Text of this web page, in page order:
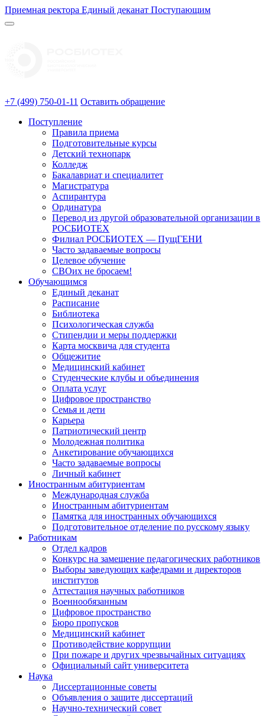
Приемная ректора Единый деканат Поступающим
+7 (499) 750-01-11 Оставить обращение
Поступление
Правила приема
Подготовительные курсы
Детский технопарк
Колледж
Бакалавриат и специалитет
Магистратура
Аспирантура
Ординатура
Перевод из другой образовательной организации в
РОСБИОТЕХ
Филиал РОСБИОТЕХ — ПущГЕНИ
Часто задаваемые вопросы
Целевое обучение
СВОих не бросаем!
Обучающимся
Единый деканат
Расписание
Библиотека
Психологическая служба
Стипендии и меры поддержки
Карта москвича для студента
Общежитие
Медицинский кабинет
Студенческие клубы и объединения
Оплата услуг
Цифровое пространство
Семья и дети
Карьера
Патриотический центр
Молодежная политика
Анкетирование обучающихся
Часто задаваемые вопросы
Личный кабинет
Иностранным абитуриентам
Международная служба
Иностранным абитуриентам
Памятка для иностранных обучающихся
Подготовительное отделение по русскому языку
Работникам
Отдел кадров
Конкурс на замещение педагогических работников
Выборы заведующих кафедрами и директоров
институтов
Аттестация научных работников
Военнообязанным
Цифровое пространство
Бюро пропусков
Медицинский кабинет
Противодействие коррупции
При пожаре и других чрезвычайных ситуациях
Официальный сайт университета
Наука
Диссертационные советы
Объявления о защите диссертаций
Научно-технический совет